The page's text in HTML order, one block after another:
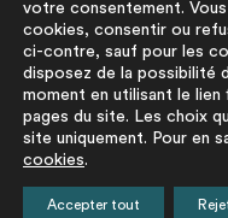
À PROPOS
La démarche
La base du
réemploi
FAQ
Pour aller plus
votre consentement.
cookies, consentir ou
ci-contre, sauf pour les
disposez de la possibilité
moment en utilisant le lien
pages du site. Les choix
site uniquement. Pour en
cookies.
Accepter tout